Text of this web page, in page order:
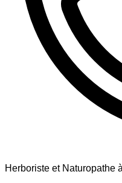
Herboriste et Naturopathe